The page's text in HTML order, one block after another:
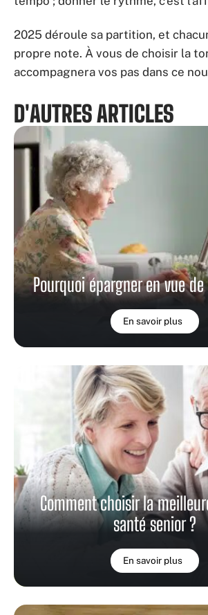
2025 déroule sa partition, et
propre note. À vous de choisir la
accompagnera vos pas dans ce
D'AUTRES ARTICLES
Pourquoi épargner en vue
En savoir plus
Comment choisir la
santé senior ?
En savoir plus